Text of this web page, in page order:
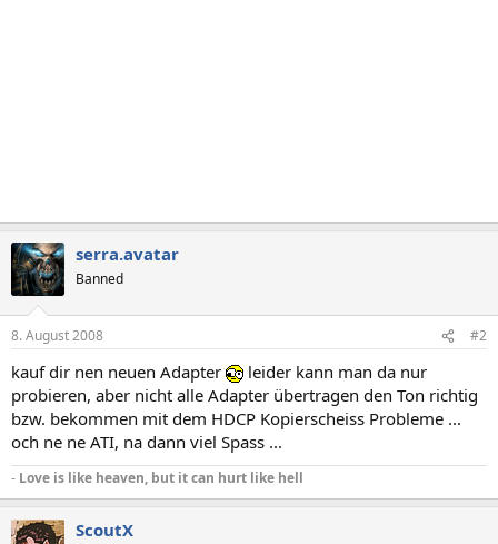
serra.avatar
Banned
8. August 2008 #2
kauf dir nen neuen Adapter
leider kann man da nur
probieren, aber nicht alle Adapter übertragen den Ton richtig
bzw. bekommen mit dem HDCP Kopierscheiss Probleme ...
och ne ne ATI, na dann viel Spass ...
- Love is like heaven, but it can hurt like hell
ScoutX